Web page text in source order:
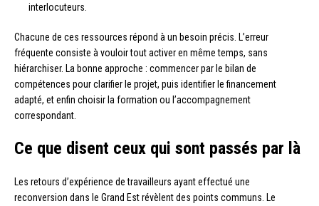
interlocuteurs.
Chacune de ces ressources répond à un besoin précis. L’erreur
fréquente consiste à vouloir tout activer en même temps, sans
hiérarchiser. La bonne approche : commencer par le bilan de
compétences pour clarifier le projet, puis identifier le financement
adapté, et enfin choisir la formation ou l’accompagnement
correspondant.
Ce que disent ceux qui sont passés par là
Les retours d’expérience de travailleurs ayant effectué une
reconversion dans le Grand Est révèlent des points communs. Le